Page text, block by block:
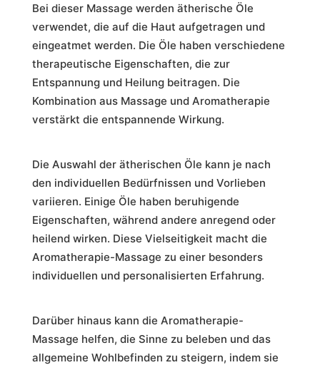
Bei dieser Massage werden ätherische Öle
verwendet, die auf die Haut aufgetragen und
eingeatmet werden. Die Öle haben verschiedene
therapeutische Eigenschaften, die zur
Entspannung und Heilung beitragen. Die
Kombination aus Massage und Aromatherapie
verstärkt die entspannende Wirkung.
Die Auswahl der ätherischen Öle kann je nach
den individuellen Bedürfnissen und Vorlieben
variieren. Einige Öle haben beruhigende
Eigenschaften, während andere anregend oder
heilend wirken. Diese Vielseitigkeit macht die
Aromatherapie-Massage zu einer besonders
individuellen und personalisierten Erfahrung.
Darüber hinaus kann die Aromatherapie-
Massage helfen, die Sinne zu beleben und das
allgemeine Wohlbefinden zu steigern, indem sie